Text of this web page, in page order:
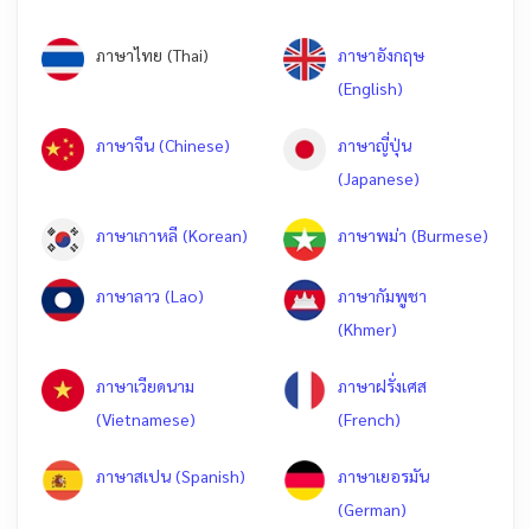
ภาษาไทย (Thai)
ภาษาอังกฤษ
(English)
ภาษาจีน (Chinese)
ภาษาญี่ปุ่น
(Japanese)
ภาษาเกาหลี (Korean) ภาษาพม่า (Burmese)
ภาษาลาว (Lao)
ภาษากัมพูชา
(Khmer)
ภาษาเวียดนาม
(Vietnamese)
ภาษาฝรั่งเศส
(French)
ภาษาสเปน (Spanish)
ภาษาเยอรมัน
(German)